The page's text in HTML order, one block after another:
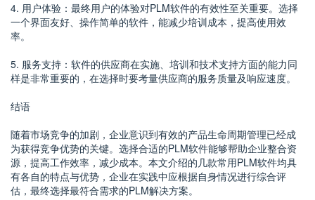
4. 用户体验：最终用户的体验对PLM软件的有效性至关重要。选择
一个界面友好、操作简单的软件，能减少培训成本，提高使用效
率。
5. 服务支持：软件的供应商在实施、培训和技术支持方面的能力同
样是非常重要的，在选择时要考量供应商的服务质量及响应速度。
结语
随着市场竞争的加剧，企业意识到有效的产品生命周期管理已经成
为获得竞争优势的关键。选择合适的PLM软件能够帮助企业整合资
源，提高工作效率，减少成本。本文介绍的几款常用PLM软件均具
有各自的特点与优势，企业在实践中应根据自身情况进行综合评
估，最终选择最符合需求的PLM解决方案。